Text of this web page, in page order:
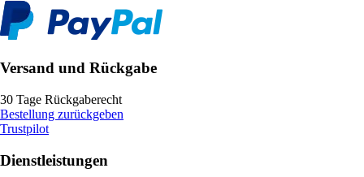
Versand und Rückgabe
30 Tage Rückgaberecht
Bestellung zurückgeben
Trustpilot
Dienstleistungen